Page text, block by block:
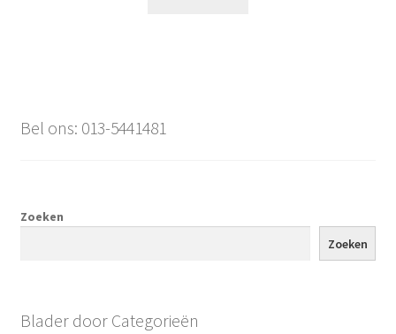
Bel ons: 013-5441481
Zoeken
Zoeken
Blader door Categorieën